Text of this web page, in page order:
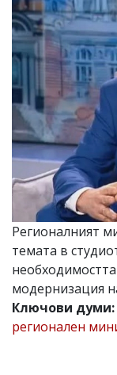
Управители:
Веселин
Василев,
email:
v.vasilev@flagman.bg
Катя
Касабова,
еmail:
Главен
редактор:
Иван
Колев,
office@flagman.bg
Коментарите
под
статиите
се
въвеждат
от
читателите
Регионалният
темата в
модернизация
Ключови думи:
регионален